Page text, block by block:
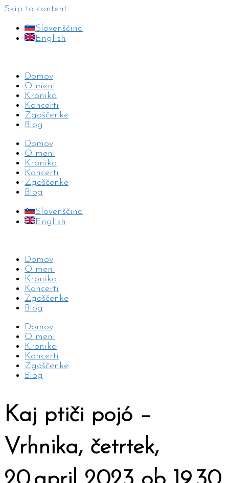
Skip to content
Slovenščina
English
Domov
O meni
Kronika
Koncerti
Zgoščenke
Blog
Domov
O meni
Kronika
Koncerti
Zgoščenke
Blog
Slovenščina
English
Domov
O meni
Kronika
Koncerti
Zgoščenke
Blog
Domov
O meni
Kronika
Koncerti
Zgoščenke
Blog
Kaj ptiči pojó –
Vrhnika, četrtek,